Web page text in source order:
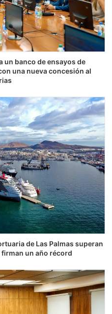
un banco de ensayos de
una nueva concesión al
de Las Palmas superan
un año récord